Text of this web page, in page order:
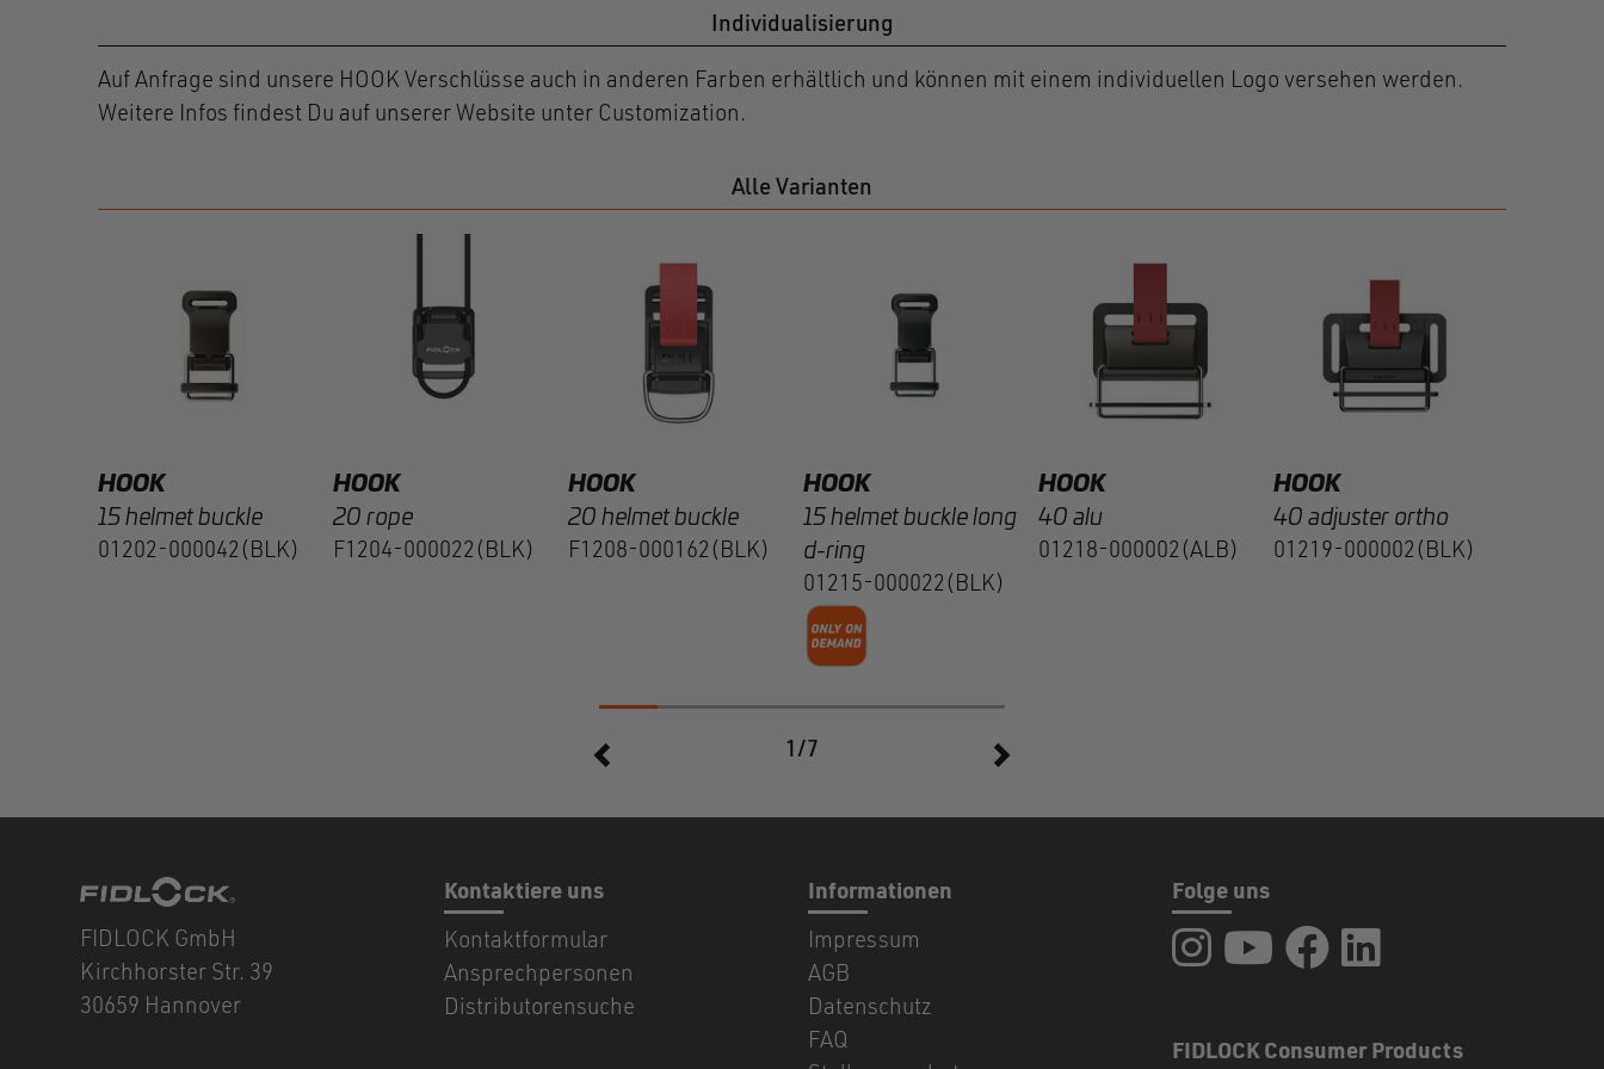
Individualisierung
Auf Anfrage sind unsere HOOK Verschlüsse auch in anderen Farben erhältlich und können mit einem individuellen Logo versehen werden.
Weitere Infos findest Du auf unserer Website unter Customization.
Alle Varianten
HOOK
15 helmet buckle
01202-000042(BLK)
HOOK
20 rope
F1204-000022(BLK)
HOOK
20 helmet buckle
F1208-000162(BLK)
HOOK
15 helmet buckle long
d-ring
01215-000022(BLK)
HOOK
40 alu
01218-000002(ALB)
HOOK
40 adjuster ortho
01219-000002(BLK)
1/7
FIDLOCK GmbH
Kirchhorster Str. 39
30659 Hannover
Kontaktiere uns
Kontaktformular
Ansprechpersonen
Distributorensuche
Informationen
Impressum
AGB
Datenschutz
FAQ
Folge uns
FIDLOCK auf Instagram
FIDLOCK auf YouTube
FIDLOCK auf Facebook
FIDLOCK Consumer Products